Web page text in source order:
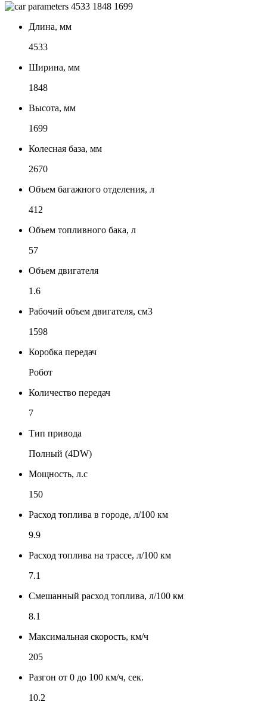
4533 1848 1699
Длина, мм
4533
Ширина, мм
1848
Высота, мм
1699
Колесная база, мм
2670
Объем багажного отделения, л
412
Объем топливного бака, л
57
Объем двигателя
1.6
Рабочий объем двигателя, см3
1598
Коробка передач
Робот
Количество передач
7
Тип привода
Полный (4DW)
Мощность, л.с
150
Расход топлива в городе, л/100 км
9.9
Расход топлива на трассе, л/100 км
7.1
Смешанный расход топлива, л/100 км
8.1
Максимальная скорость, км/ч
205
Разгон от 0 до 100 км/ч, сек.
10.2